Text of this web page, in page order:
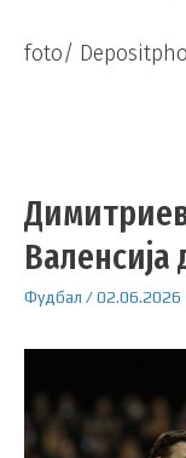
foto/
Валенсија
Фудбал /02.06.2026